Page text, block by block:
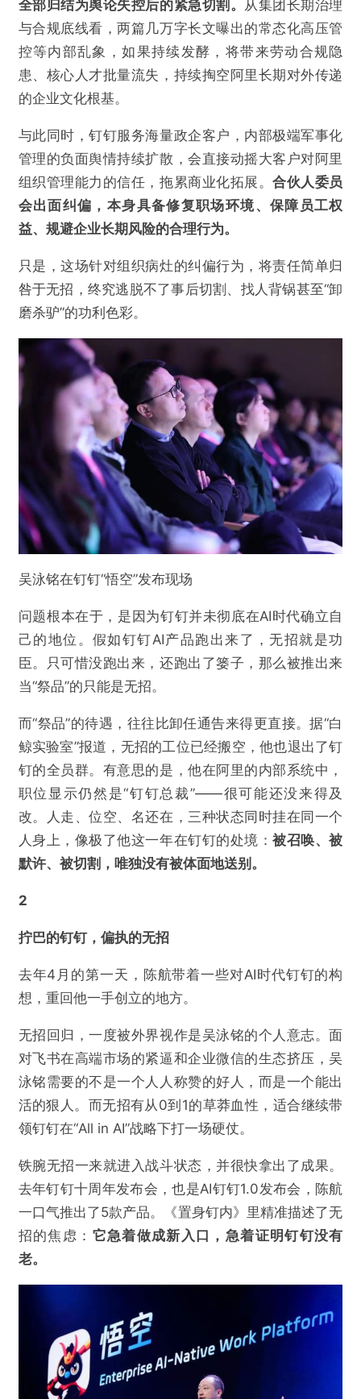
@极点商业
置身钉钉内外：无招“祭天”，管理层的“用完即
全部归结为舆论失控后的紧急切割。 从集团长期治理
与合规底线看，两篇几万字长文曝出的常态化高压管
控等内部乱象，如果持续发酵，将带来劳动合规隐
患、核心人才批量流失，持续掏空阿里长期对外传递
的企业文化根基。
与此同时，钉钉服务海量政企客户，内部极端军事化
管理的负面舆情持续扩散，会直接动摇大客户对阿里
组织管理能力的信任，拖累商业化拓展。合伙人委员
会出面纠偏，本身具备修复职场环境、保障员工权
益、规避企业长期风险的合理行为。
只是，这场针对组织病灶的纠偏行为，将责任简单归
咎于无招，终究逃脱不了事后切割、找人背锅甚至“卸
磨杀驴”的功利色彩。
吴泳铭在钉钉“悟空”发布现场
问题根本在于，是因为钉钉并未彻底在AI时代确立自
己的地位。假如钉钉AI产品跑出来了，无招就是功
臣。只可惜没跑出来，还跑出了篓子，那么被推出来
当“祭品”的只能是无招。
而“祭品”的待遇，往往比卸任通告来得更直接。据“白
鲸实验室”报道，无招的工位已经搬空，他也退出了钉
钉的全员群。有意思的是，他在阿里的内部系统中，
职位显示仍然是“钉钉总裁”——很可能还没来得及
改。人走、位空、名还在，三种状态同时挂在同一个
人身上，像极了他这一年在钉钉的处境：被召唤、被
默许、被切割，唯独没有被体面地送别。
2
拧巴的钉钉，偏执的无招
去年4月的第一天，陈航带着一些对AI时代钉钉的构
想，重回他一手创立的地方。
无招回归，一度被外界视作是吴泳铭的个人意志。面
对飞书在高端市场的紧逼和企业微信的生态挤压，吴
泳铭需要的不是一个人人称赞的好人，而是一个能出
活的狠人。而无招有从0到1的草莽血性，适合继续带
领钉钉在“All in AI”战略下打一场硬仗。
铁腕无招一来就进入战斗状态，并很快拿出了成果。
去年钉钉十周年发布会，也是AI钉钉1.0发布会，陈航
一口气推出了5款产品。《置身钉内》里精准描述了无
招的焦虑： 它急着做成新入口，急着证明钉钉没有
老。